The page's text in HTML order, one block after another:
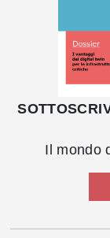
Il mondo